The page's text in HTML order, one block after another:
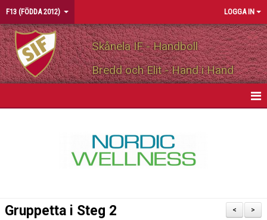
F13 (FÖDDA 2012) LOGGA IN
Skånela IF - Handboll
Bredd och Elit - Hand i Hand
>
<
Gruppetta i Steg 2